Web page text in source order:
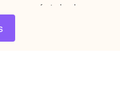
un confort absolu, ce sac
agréable en toute
vous offre un espace
tandis que les